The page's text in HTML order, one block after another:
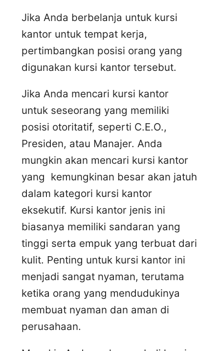
Jika Anda berbelanja untuk kursi
kantor untuk tempat kerja,
pertimbangkan posisi orang yang
digunakan kursi kantor tersebut.
Jika Anda mencari kursi kantor
untuk seseorang yang memiliki
posisi otoritatif, seperti C.E.O.,
Presiden, atau Manajer. Anda
mungkin akan mencari kursi kantor
yang kemungkinan besar akan jatuh
dalam kategori kursi kantor
eksekutif. Kursi kantor jenis ini
biasanya memiliki sandaran yang
tinggi serta empuk yang terbuat dari
kulit. Penting untuk kursi kantor ini
menjadi sangat nyaman, terutama
ketika orang yang mendudukinya
membuat nyaman dan aman di
perusahaan.